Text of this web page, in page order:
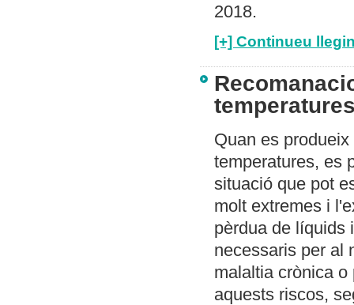
2018.
[+] Continueu
Quan es
temperatures, es
situació que pot
molt extremes i
pèrdua de líquids
necessaris per al
malaltia crònica
aquests riscos,